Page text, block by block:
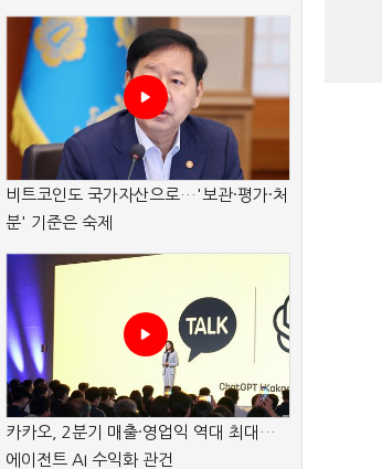
비트코인도 국가자산으로…'보관·평가·처
분' 기준은 숙제
카카오, 2분기 매출·영업익 역대 최대…
에이전트 AI 수익화 관건